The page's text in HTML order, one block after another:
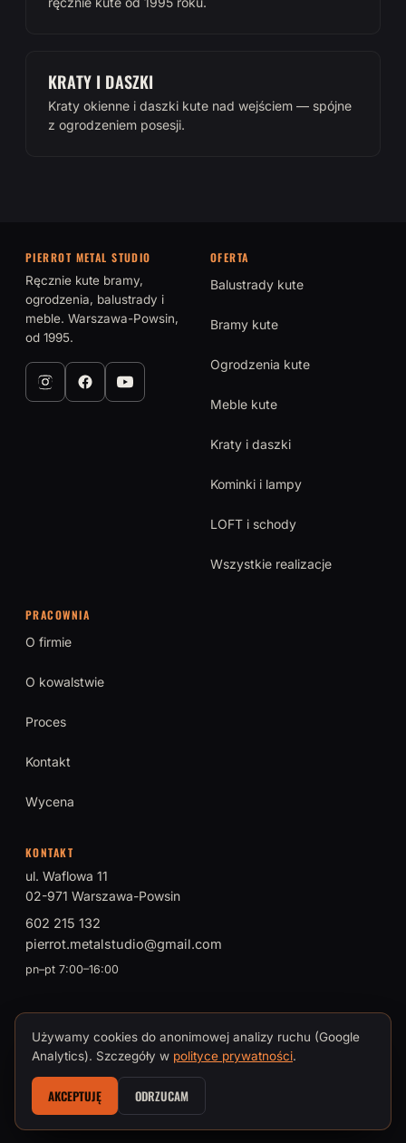
KRATY I DASZKI
Kraty okienne i daszki kute nad wejściem — spójne
z ogrodzeniem posesji.
PIERROT METAL STUDIO
Ręcznie kute bramy,
ogrodzenia, balustrady i
meble. Warszawa-Powsin,
od 1995.
OFERTA
Balustrady kute
Bramy kute
Ogrodzenia kute
Meble kute
Kraty i daszki
Kominki i lampy
LOFT i schody
Wszystkie realizacje
PRACOWNIA
O firmie
O kowalstwie
Proces
Kontakt
Wycena
KONTAKT
ul. Waflowa 11
02-971 Warszawa-Powsin
602 215 132
pierrot.metalstudio@gmail.com
pn–pt 7:00–16:00
© 2026 PIERROT Metal Studio · Tomasz Brokman, Mistrz Sztuki
Polityka prywatności i cookies
Używamy cookies do anonimowej analizy ruchu (Google
Analytics). Szczegóły w polityce prywatności.
AKCEPTUJĘ ODRZUCAM